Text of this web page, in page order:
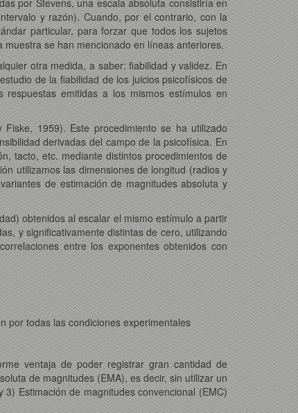
y razón). Cuando, por el contrario, con la
particular, para forzar que todos los sujetos
se han mencionado en líneas anteriores.
otra medida, a saber: fiabilidad y validez. En
de la fiabilidad de los juicios psicofísicos de
emitidas a los mismos estímulos en
1959). Este procedimiento se ha utilizado
derivadas del campo de la psicofísica. En
tacto, etc. mediante distintos procedimientos de
utilizamos las dimensiones de longitud (radios y
de estimación de magnitudes absoluta y
obtenidos al escalar el mismo estímulo a partir
y significativamente distintas de cero, utilizando
entre los exponentes obtenidos con
por todas las condiciones experimentales
ventaja de poder registrar gran cantidad de
de magnitudes (EMA), es decir, sin utilizar un
Estimación de magnitudes convencional (EMC)